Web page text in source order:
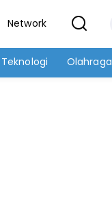
Network
Teknologi Olahraga